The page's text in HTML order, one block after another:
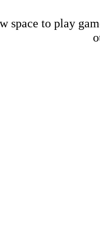
space to play